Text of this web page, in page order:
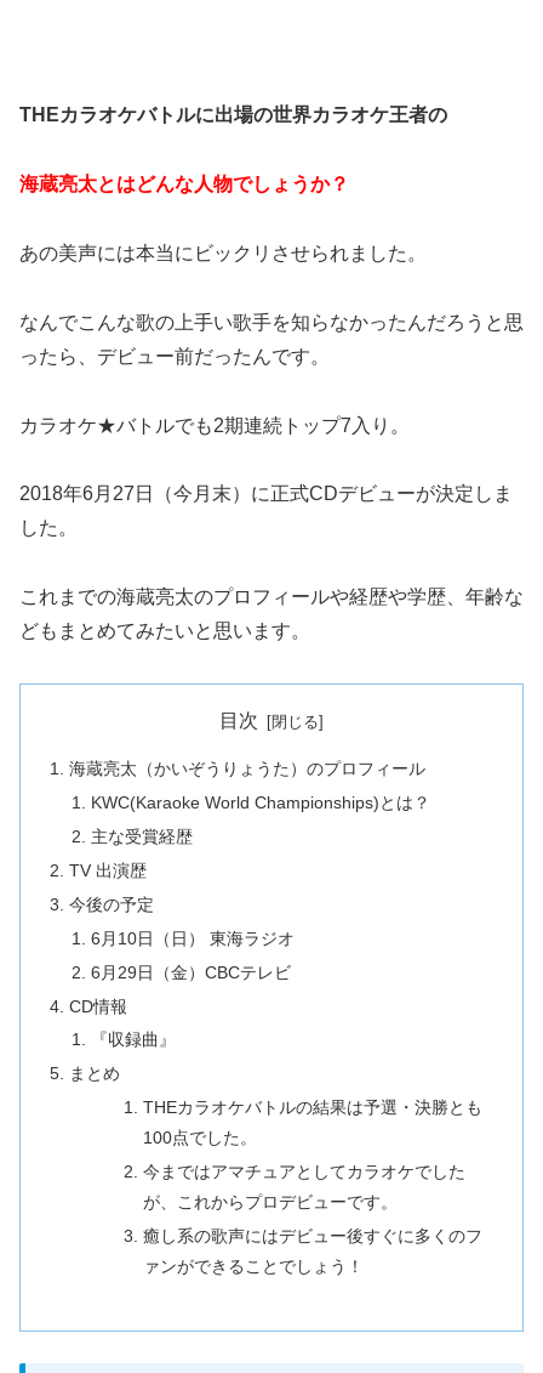
THEカラオケバトルに出場の世界カラオケ王者の
海蔵亮太とはどんな人物でしょうか？
あの美声には本当にビックリさせられました。
なんでこんな歌の上手い歌手を知らなかったんだろうと思
ったら、デビュー前だったんです。
カラオケ★バトルでも2期連続トップ7入り。
2018年6月27日（今月末）に正式CDデビューが決定しま
した。
これまでの海蔵亮太のプロフィールや経歴や学歴、年齢な
どもまとめてみたいと思います。
目次
海蔵亮太（かいぞうりょうた）のプロフィール
KWC(Karaoke World Championships)とは？
主な受賞経歴
TV 出演歴
今後の予定
6月10日（日） 東海ラジオ
6月29日（金）CBCテレビ
CD情報
『収録曲』
まとめ
THEカラオケバトルの結果は予選・決勝とも
100点でした。
今まではアマチュアとしてカラオケでした
が、これからプロデビューです。
癒し系の歌声にはデビュー後すぐに多くのフ
ァンができることでしょう！